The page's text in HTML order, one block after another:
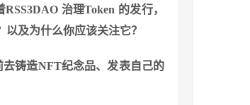
治理Token 的发行，
及为什么你应该关注它？
去铸造NFT纪念品、发表自己的